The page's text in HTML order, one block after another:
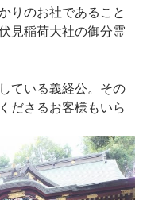
りのお社であること
見稲荷大社の御分霊
ている義経公。その
ださるお客様もいら